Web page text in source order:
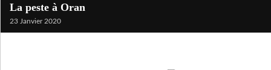
La peste à Oran
23 Janvier 2020